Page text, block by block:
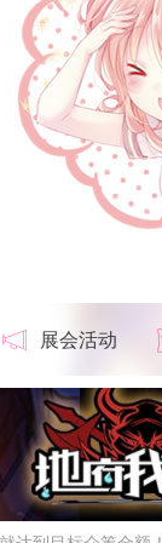
展会活动